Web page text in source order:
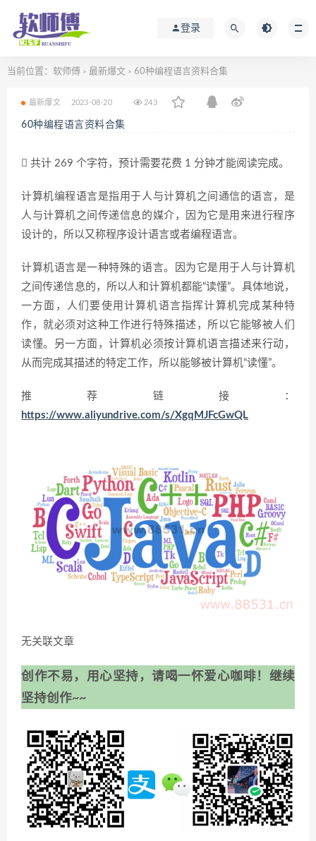
登录
当前位置： 软师傅 > 最新爆文 > 60种编程语言资料合集
最新爆文 2023-08-20 243
60种编程语言资料合集
共计 269 个字符，预计需要花费 1 分钟才能阅读完成。
计算机编程语言是指用于人与计算机之间通信的语言，是
人与计算机之间传递信息的媒介，因为它是用来进行程序
设计的，所以又称程序设计语言或者编程语言。
计算机语言是一种特殊的语言。因为它是用于人与计算机
之间传递信息的，所以人和计算机都能“读懂”。具体地说，
一方面，人们要使用计算机语言指挥计算机完成某种特
作，就必须对这种工作进行特殊描述，所以它能够被人们
读懂。另一方面，计算机必须按计算机语言描述来行动，
从而完成其描述的特定工作，所以能够被计算机“读懂”。
推荐链接：
https://www.aliyundrive.com/s/XgqMJFcGwQL
无关联文章
创作不易，用心坚持，请喝一怀爱心咖啡！继续
坚持创作~~